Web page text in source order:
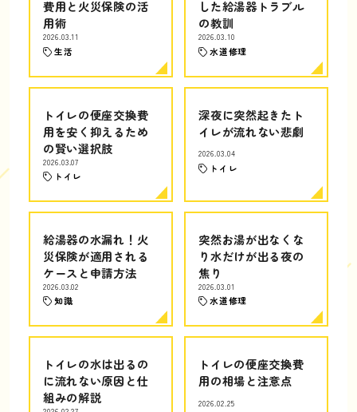
費用と火災保険の活
用術
2026.03.11
生活
した給湯器トラブル
の教訓
2026.03.10
水道修理
トイレの便座交換費
用を安く抑えるため
の賢い選択肢
2026.03.07
トイレ
深夜に突然起きたト
イレが流れない悲劇
2026.03.04
トイレ
給湯器の水漏れ！火
災保険が適用される
ケースと申請方法
2026.03.02
知識
突然お湯が出なくな
り水だけが出る夜の
焦り
2026.03.01
水道修理
トイレの水は出るの
に流れない原因と仕
組みの解説
トイレの便座交換費
用の相場と注意点
2026.02.25